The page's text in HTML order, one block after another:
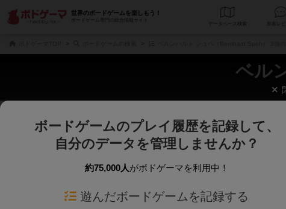
世界のボードゲームを楽しもう！
ボードゲーム専門の総合情報サイト
データベース
ベル
じっくり表示
商品名、商品説明文、デザイナー名、テーマ名、メカニクス名を対象にフリーワー
ゲームデザイナー名を指定して検索
ゲームデザイナー
対象年齢を指定します。 世界観や登場人物な
テーマ/フレーバー
ボードゲームのプレイ履歴を記録して、
自分のデータを管理しませんか？
約75,000人がボドゲーマを利用中！
遊んだボードゲームを記録する